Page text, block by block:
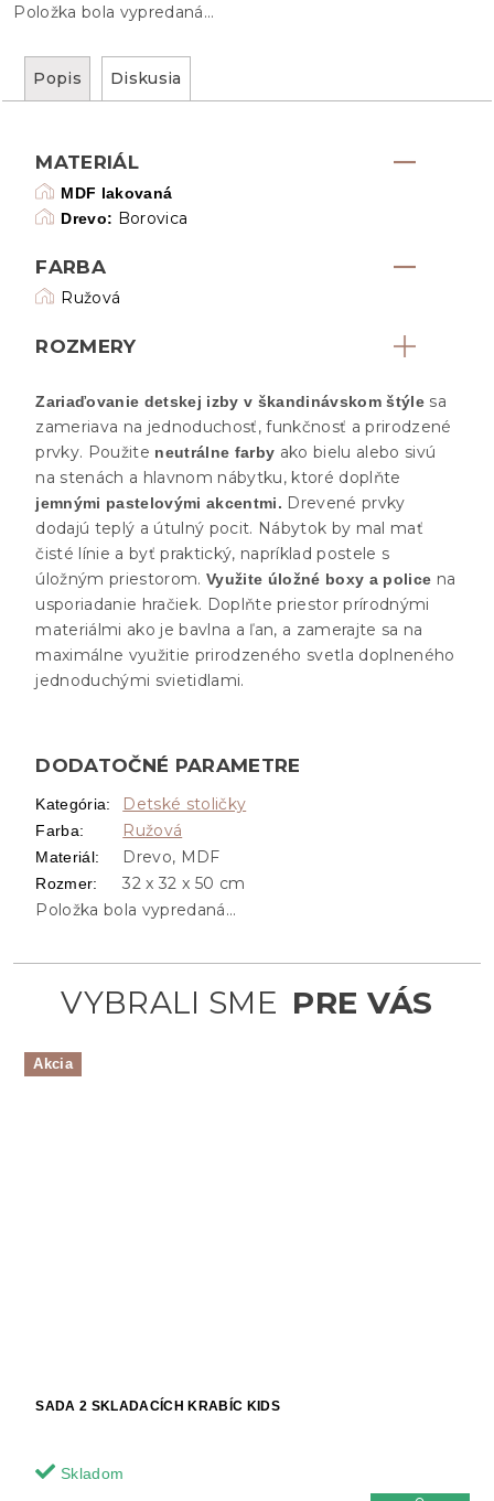
Položka bola vypredaná…
Akcia
SADA 2 SKLADACÍCH KRABÍC KIDS
Skladom
Popis Diskusia
MATERIÁL
MDF lakovaná
Drevo: Borovica
FARBA
Ružová
ROZMERY
Zariaďovanie detskej izby v škandinávskom štýlesa
zameriava na jednoduchosť, funkčnosť a prirodzené
prvky. Použite neutrálne farby ako bielu alebo sivú
na stenách a hlavnom nábytku, ktoré doplňte
jemnými pastelovými akcentmi. Drevené prvky
dodajú teplý a útulný pocit. Nábytok by mal mať
čisté línie a byť praktický, napríklad postele s
úložným priestorom. Využite úložné boxy a police na
usporiadanie hračiek. Doplňte priestor prírodnými
materiálmi ako je bavlna a ľan, a zamerajte sa na
maximálne využitie prirodzeného svetla doplneného
jednoduchými svietidlami.
DODATOČNÉ PARAMETRE
Kategória: Detské stoličky
Farba: Ružová
Materiál: Drevo, MDF
Rozmer:
32 x 32 x 50 cm
Položka bola vypredaná…